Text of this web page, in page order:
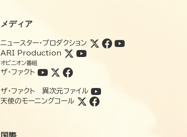
メディア
ニュースター・プロダクション
ARI Production
オピニオン番組
ザ・ファクト
ザ・ファクト 異次元ファイル
天使のモーニングコール